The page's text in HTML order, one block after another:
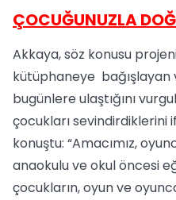
ÇOCUĞUNUZLA
Akkaya, söz konusu
kütüphaneye bağışlayan
bugünlere ulaştığını
çocukları sevindirdiklerini
konuştu: “Amacımız,
anaokulu ve okul öncesi
çocukların, oyun ve